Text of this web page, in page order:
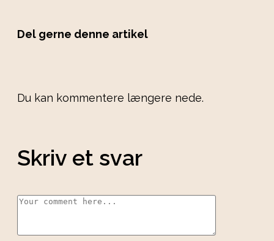
Del gerne denne artikel
Du kan kommentere længere nede.
Skriv et svar